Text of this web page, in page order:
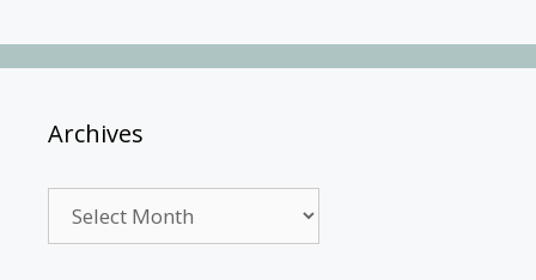
Archives